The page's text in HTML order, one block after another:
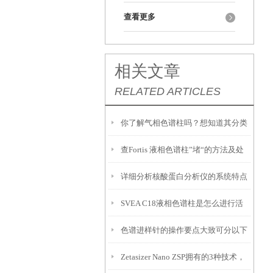
查看更多
相关文章
RELATED ARTICLES
你了解气相色谱柱吗？想知道其分类
和特点吗？
查Fortis 液相色谱柱”堵“的方法及处
理措施
详细分析核酸蛋白分析仪的系统特点
和操作说明
SVEA C18液相色谱柱是怎么进行活
化的？具体流程如下
色谱进样针的操作要点大致可分以下
五点
Zetasizer Nano ZSP拥有的3种技术，